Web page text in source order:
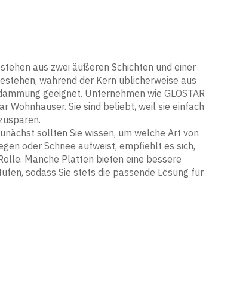
aus zwei äußeren Schichten und einer
während der Kern üblicherweise aus
geeignet. Unternehmen wie GLOSTAR
Wohnhäuser. Sie sind beliebt, weil sie einfach
sollten Sie wissen, um welche Art von
oder Schnee aufweist, empfiehlt es sich,
Manche Platten bieten eine bessere
sodass Sie stets die passende Lösung für